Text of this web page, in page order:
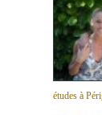
études à